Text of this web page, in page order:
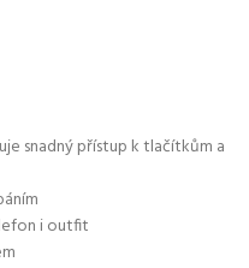
snadný přístup k tlačítkům a
i outfit